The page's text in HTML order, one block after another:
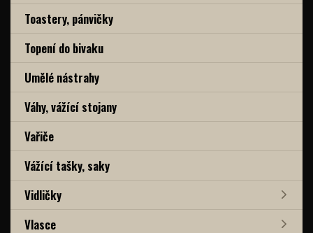
Toastery, pánvičky
Topení do bivaku
Umělé nástrahy
Váhy, vážící stojany
Vařiče
Vážící tašky, saky
Vidličky
Vlasce